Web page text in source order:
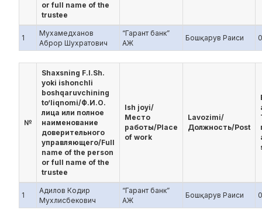
or full name of the
trustee
1
Мухамедханов
Аброр Шухратович
“Гарант банк”
АЖ
Бошқарув Раиси 0
№
Shaxsning F.I.Sh.
yoki ishonchli
boshqaruvchining
to‘liqnomi/Ф.И.О.
лица или полное
наименование
доверительного
управляющего/Full
name of the person
or full name of the
trustee
Ish joyi/
Место
работы/Place
of work
Lavozimi/
Должность/Post
1
Адилов Кодир
Мухлисбекович
“Гарант банк”
АЖ
Бошқарув Раиси 0